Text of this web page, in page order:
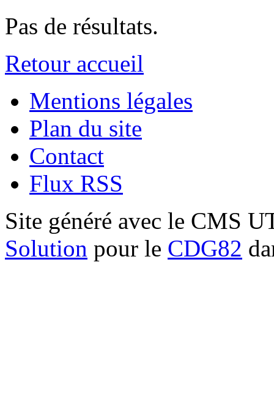
Pas de résultats.
Retour accueil
Mentions légales
Plan du site
Contact
Flux RSS
Site généré avec le CMS
Solution pour le CDG82